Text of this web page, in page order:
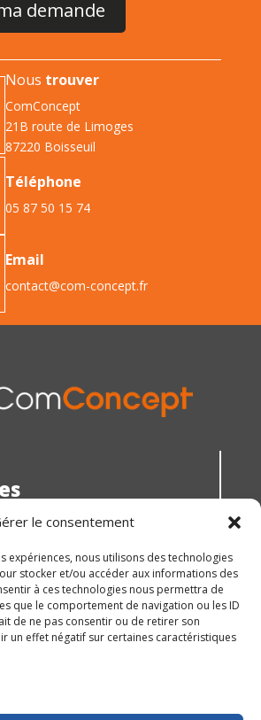
le consentement
expériences, nous utilisons des technologies
stocker et/ou accéder aux informations des
à ces technologies nous permettra de
que le comportement de navigation ou les ID
de ne pas consentir ou de retirer son
un effet négatif sur certaines caractéristiques
Nous trouver
ComConcept
21B route de Limoges
87220 Boisseuil
Téléphone
05 87 50 15 74
Email
contact@com-concept.fr
jeudi : 8h30 - 12h00 et 13h30 -
10h30 - 15h00
nous rencontrer ? prenez
|Mentions légales